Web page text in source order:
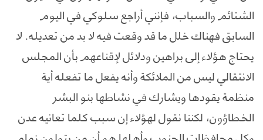
الشتائم والسباب، فإنني أراجع سلوكي في اليوم
السابق فهناك خلل ما قد وقعت فيه لا بد من تعديله. لا
يحتاج هؤلاء إلى براهين ودلائل لإقناعهم بأن المجلس
الانتقالي ليس من الملائكة وأنه يفعل ما تفعله أية
منظمة يقودها ويشارك في نشاطها بنو البشر
الخطاؤون، لكننا نقول لهؤلاء إن سبب كلما تعانيه عدن